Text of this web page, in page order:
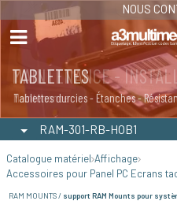
NOUS
MAINTENANCE -
Maintenance
TABLETTES
Tablettes durcies - Étanches -
RAM-301-RB-HOB1
Catalogue matériel Affichage
Accessoires pour Panel PC Ecrans
RAM MOUNTS / support RAM Mounts pour